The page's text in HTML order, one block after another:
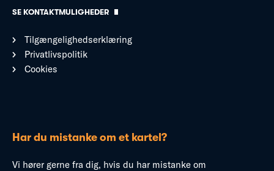
SE KONTAKTMULIGHEDER
Tilgængelighedserklæring
Privatlivspolitik
Cookies
Har du mistanke om et kartel?
Vi hører gerne fra dig, hvis du har mistanke om